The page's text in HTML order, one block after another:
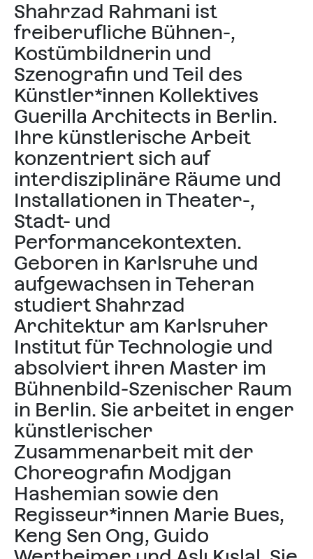
Shahrzad Rahmani ist
freiberufliche Bühnen-,
Kostümbildnerin und
Szenografin und Teil des
Künstler*innen Kollektives
Guerilla Architects in Berlin.
Ihre künstlerische Arbeit
konzentriert sich auf
interdisziplinäre Räume und
Installationen in Theater-,
Stadt- und
Performancekontexten.
Geboren in Karlsruhe und
aufgewachsen in Teheran
studiert Shahrzad
Architektur am Karlsruher
Institut für Technologie und
absolviert ihren Master im
Bühnenbild-Szenischer Raum
in Berlin. Sie arbeitet in enger
künstlerischer
Zusammenarbeit mit der
Choreografin Modjgan
Hashemian sowie den
Regisseur*innen Marie Bues,
Keng Sen Ong, Guido